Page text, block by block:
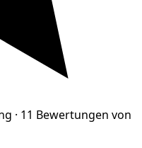
· 11 Bewertungen von